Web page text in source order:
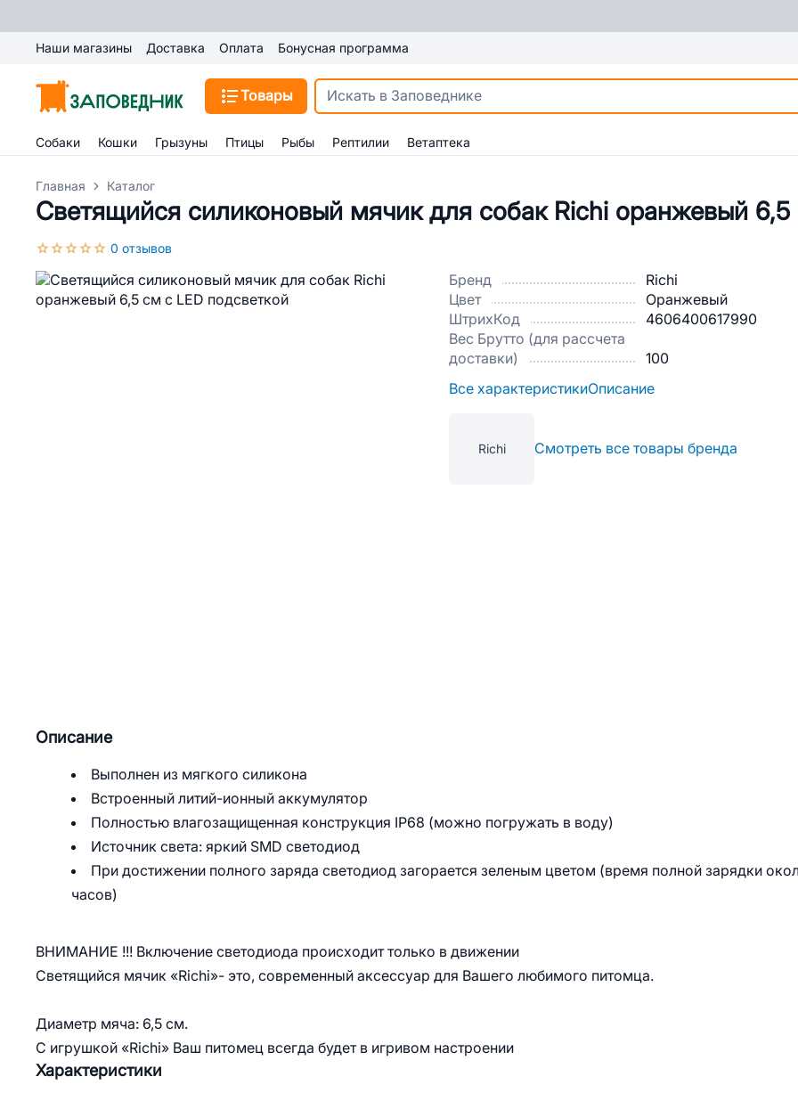
Наши магазины Доставка Оплата Бонусная программа
Товары
Собаки Кошки Грызуны Птицы Рыбы Рептилии Ветаптека
Главная Каталог
Светящийся силиконовый мячик для собак Richi оранжевый 6,5
0 отзывов
Бренд
Richi
Цвет
Оранжевый
ШтрихКод
4606400617990
Вес Брутто (для рассчета
доставки)
100
Все характеристикиОписание
Richi Смотреть все товары бренда
Описание
Выполнен из мягкого силикона
Встроенный литий-ионный аккумулятор
Полностью влагозащищенная конструкция IP68 (можно погружать в воду)
Источник света: яркий SMD светодиод
При достижении полного заряда светодиод загорается зеленым цветом (время полной зарядки
часов)
ВНИМАНИЕ !!! Включение светодиода происходит только в движении
Светящийся мячик «Richi»- это, современный аксессуар для Вашего любимого питомца.
Диаметр мяча: 6,5 см.
С игрушкой «Richi» Ваш питомец всегда будет в игривом настроении
Характеристики